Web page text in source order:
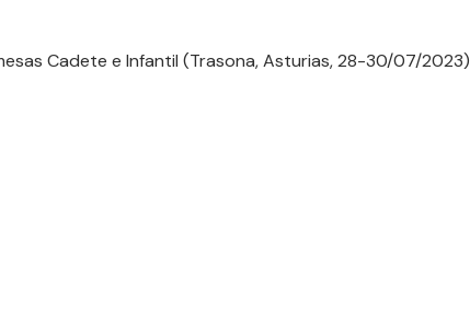
Cadete e Infantil (Trasona, Asturias, 28-30/07/2023)